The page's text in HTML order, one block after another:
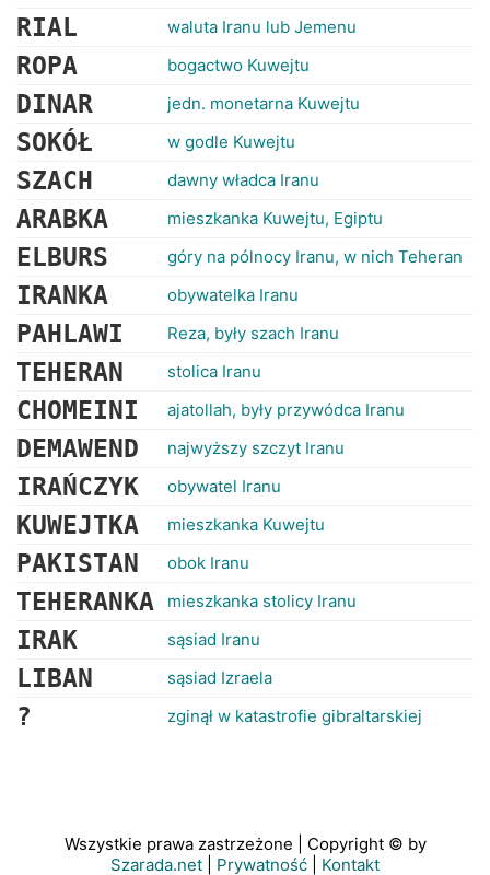
RIAL waluta Iranu lub Jemenu
ROPA bogactwo Kuwejtu
DINAR jedn. monetarna Kuwejtu
SOKÓŁ w godle Kuwejtu
SZACH dawny władca Iranu
ARABKA mieszkanka Kuwejtu, Egiptu
ELBURS góry na pólnocy Iranu, w nich Teheran
IRANKA obywatelka Iranu
PAHLAWI Reza, były szach Iranu
TEHERAN stolica Iranu
CHOMEINI ajatollah, były przywódca Iranu
DEMAWEND najwyższy szczyt Iranu
IRAŃCZYK obywatel Iranu
KUWEJTKA mieszkanka Kuwejtu
PAKISTAN obok Iranu
TEHERANKA mieszkanka stolicy Iranu
IRAK sąsiad Iranu
LIBAN sąsiad Izraela
? zginął w katastrofie gibraltarskiej
Wszystkie prawa zastrzeżone | Copyright © by
Szarada.net
Prywatność Kontakt